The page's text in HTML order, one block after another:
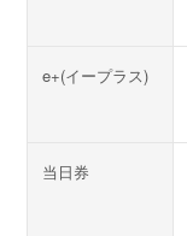
e+(イープラス)
当日券